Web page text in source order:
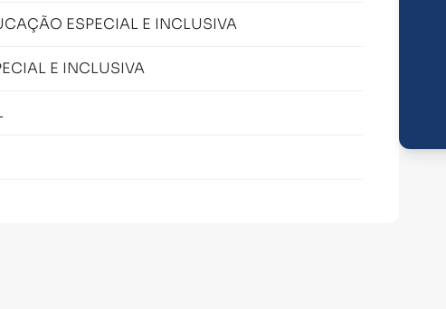
ESPECIAL E INCLUSIVA
E INCLUSIVA